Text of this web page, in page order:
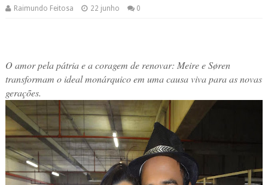
Raimundo Feitosa 22 junho 0
O amor pela pátria e a coragem de renovar: Meire e Søren
transformam o ideal monárquico em uma causa viva para as novas
gerações.